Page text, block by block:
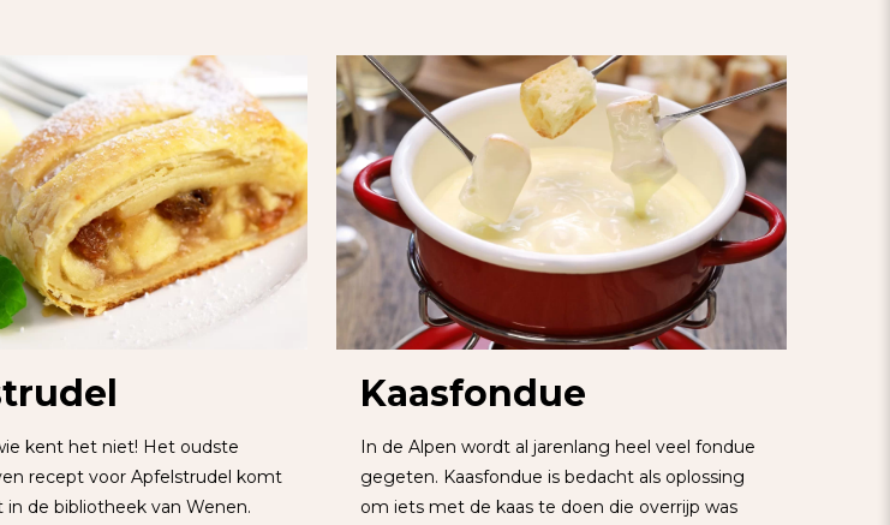
kent het niet! Het oudste
recept voor Apfelstrudel komt
in de bibliotheek van Wenen.
Kaasfondue
In de Alpen wordt al jarenlang heel veel fondue
gegeten. Kaasfondue is bedacht als oplossing
om iets met de kaas te doen die overrijp was